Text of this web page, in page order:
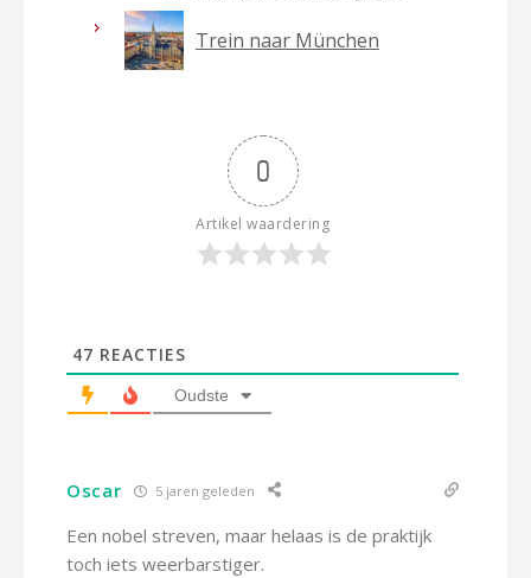
Trein naar München
0
Artikel waardering
47 REACTIES
Oudste
Oscar 5 jaren geleden
Een nobel streven, maar helaas is de praktijk
toch iets weerbarstiger.